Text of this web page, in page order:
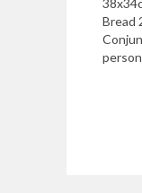
Bread